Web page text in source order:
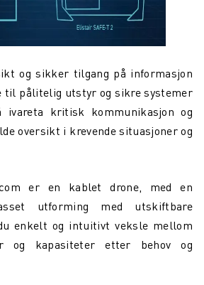
og sikker tilgang på informasjon
til pålitelig utstyr og sikre systemer
kritisk kommunikasjon og
oversikt i krevende situasjoner og
er en kablet drone, med en
utforming med utskiftbare
enkelt og intuitivt veksle mellom
og kapasiteter etter behov og